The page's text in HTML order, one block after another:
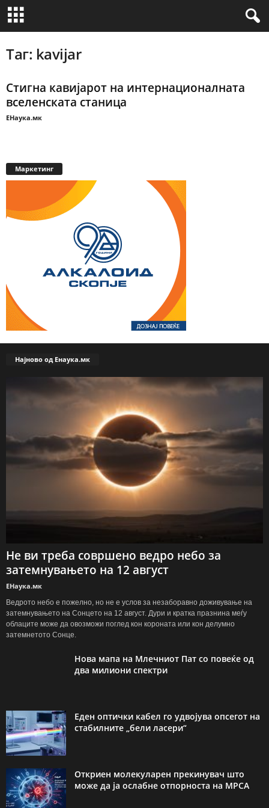
Таг: kavijar
Стигна кавијарот на интернационалната
вселенската станица
ЕНаука.мк
Маркетинг
Најново од Енаука.мк
Не ви треба совршено ведро небо за
затемнувањето на 12 август
ЕНаука.мк
Ведрото небо е пожелно, но не е услов за незаборавно доживување на
затемнувањето на Сонцето на 12 август. Дури и кратка празнина меѓу
облаците може да овозможи поглед кон короната или кон делумно
затемнетото Сонце.
Нова мапа на Млечниот Пат со повеќе од
два милиони спектри
Еден оптички кабел го удвојува опсегот на
стабилните „бели ласери“
Откриен молекуларен прекинувач што
може да ја ослабне отпорноста на МРСА